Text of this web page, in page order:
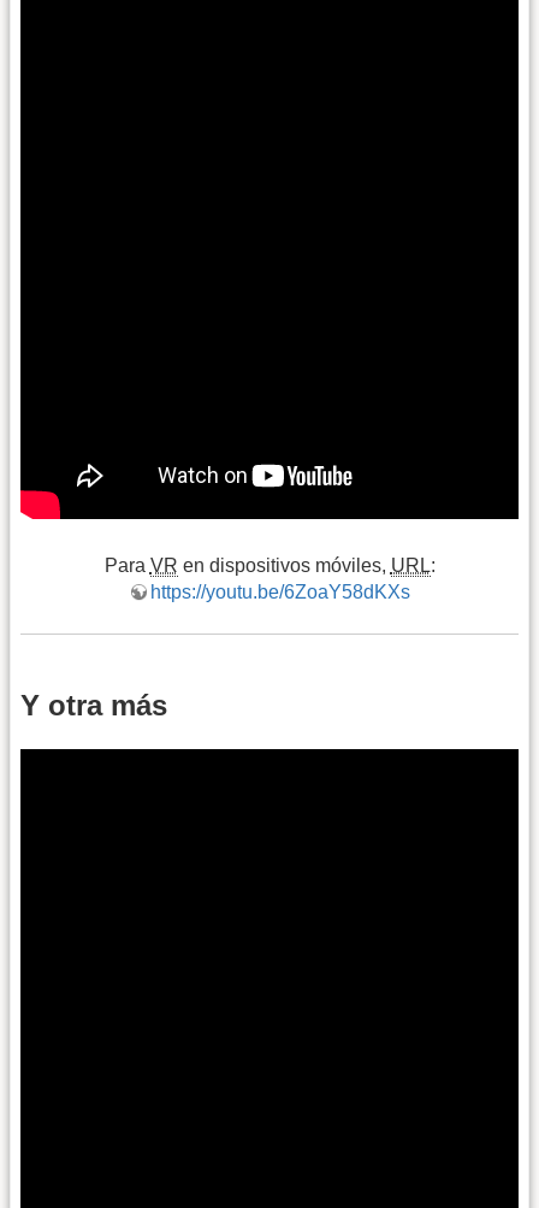
Para VR en dispositivos móviles, URL:
https://youtu.be/6ZoaY58dKXs
Y otra más